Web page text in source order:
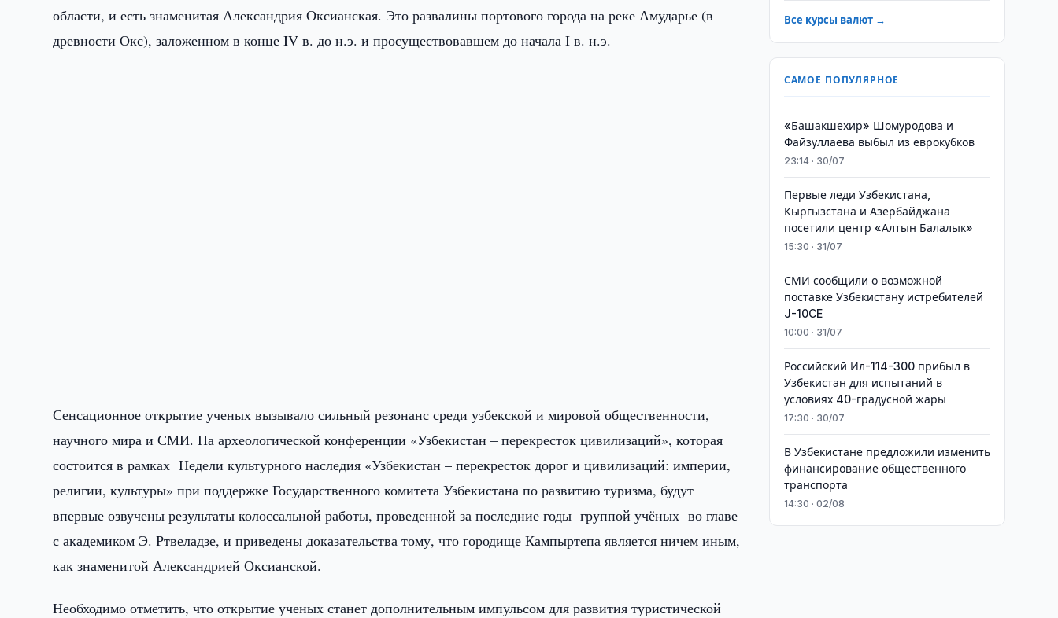
области, и есть знаменитая Александрия Оксианская. Это развалины портового города на реке Амударье (в
древности Окс), заложенном в конце IV в. до н.э. и просуществовавшем до начала I в. н.э.
Сенсационное открытие ученых вызывало сильный резонанс среди узбекской и мировой общественности,
научного мира и СМИ. На археологической конференции «Узбекистан – перекресток цивилизаций», которая
состоится в рамках Недели культурного наследия «Узбекистан – перекресток дорог и цивилизаций: империи,
религии, культуры» при поддержке Государственного комитета Узбекистана по развитию туризма, будут
впервые озвучены результаты колоссальной работы, проведенной за последние годы группой учёных во главе
с академиком Э. Ртвеладзе, и приведены доказательства тому, что городище Кампыртепа является ничем иным,
как знаменитой Александрией Оксианской.
Необходимо отметить, что открытие ученых станет дополнительным импульсом для развития туристической
Все курсы валют →
САМОЕ ПОПУЛЯРНОЕ
«Башакшехир» Шомуродова и
Файзуллаева выбыл из еврокубков
23:14 · 30/07
Первые леди Узбекистана,
Кыргызстана и Азербайджана
посетили центр «Алтын Балалык»
15:30 · 31/07
СМИ сообщили о возможной
поставке Узбекистану истребителей
J-10CE
10:00 · 31/07
Российский Ил-114-300 прибыл в
Узбекистан для испытаний в
условиях 40-градусной жары
17:30 · 30/07
В Узбекистане предложили изменить
финансирование общественного
транспорта
14:30 · 02/08